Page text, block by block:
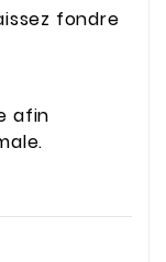
fondre
afin